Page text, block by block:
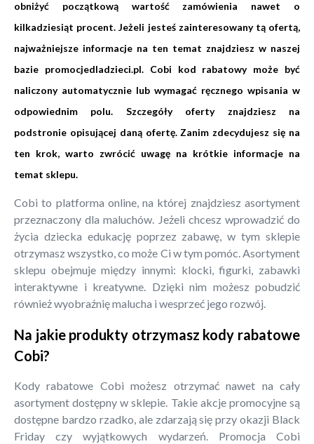
obniżyć początkową wartość zamówienia nawet o
kilkadziesiąt procent. Jeżeli jesteś zainteresowany tą ofertą,
najważniejsze informacje na ten temat znajdziesz w naszej
bazie promocjedladzieci.pl. Cobi kod rabatowy może być
naliczony automatycznie lub wymagać ręcznego wpisania w
odpowiednim polu. Szczegóły oferty znajdziesz na
podstronie opisującej daną ofertę. Zanim zdecydujesz się na
ten krok, warto zwrócić uwagę na krótkie informacje na
temat sklepu.
Cobi to platforma online, na której znajdziesz asortyment
przeznaczony dla maluchów. Jeżeli chcesz wprowadzić do
życia dziecka edukację poprzez zabawę, w tym sklepie
otrzymasz wszystko, co może Ci w tym pomóc. Asortyment
sklepu obejmuje między innymi: klocki, figurki, zabawki
interaktywne i kreatywne. Dzięki nim możesz pobudzić
również wyobraźnię malucha i wesprzeć jego rozwój.
Na jakie produkty otrzymasz kody rabatowe
Cobi?
Kody rabatowe Cobi możesz otrzymać nawet na cały
asortyment dostępny w sklepie. Takie akcje promocyjne są
dostępne bardzo rzadko, ale zdarzają się przy okazji Black
Friday czy wyjątkowych wydarzeń. Promocja Cobi